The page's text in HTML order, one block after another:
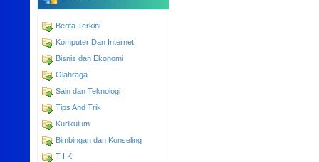
Berita Terkini
Komputer Dan Internet
Bisnis dan Ekonomi
Olahraga
Sain dan Teknologi
Tips And Trik
Kurikulum
Bimbingan dan Konseling
T I K